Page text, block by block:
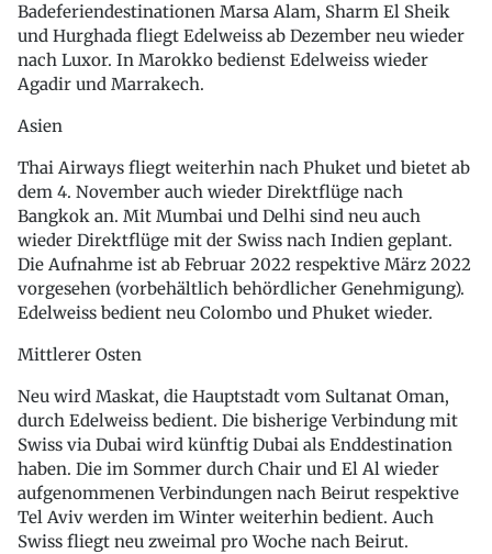
Badeferiendestinationen Marsa Alam, Sharm El Sheik
und Hurghada fliegt Edelweiss ab Dezember neu wieder
nach Luxor. In Marokko bedienst Edelweiss wieder
Agadir und Marrakech.
Asien
Thai Airways fliegt weiterhin nach Phuket und bietet ab
dem 4. November auch wieder Direktflüge nach
Bangkok an. Mit Mumbai und Delhi sind neu auch
wieder Direktflüge mit der Swiss nach Indien geplant.
Die Aufnahme ist ab Februar 2022 respektive März 2022
vorgesehen (vorbehältlich behördlicher Genehmigung).
Edelweiss bedient neu Colombo und Phuket wieder.
Mittlerer Osten
Neu wird Maskat, die Hauptstadt vom Sultanat Oman,
durch Edelweiss bedient. Die bisherige Verbindung mit
Swiss via Dubai wird künftig Dubai als Enddestination
haben. Die im Sommer durch Chair und El Al wieder
aufgenommenen Verbindungen nach Beirut respektive
Tel Aviv werden im Winter weiterhin bedient. Auch
Swiss fliegt neu zweimal pro Woche nach Beirut.